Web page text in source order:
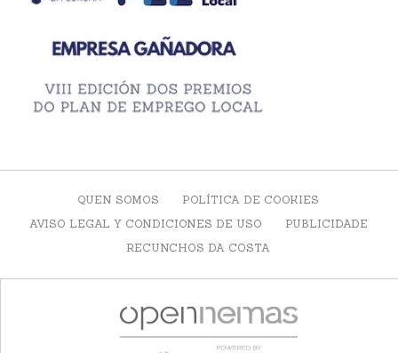
QUEN SOMOS
POLÍTICA DE COOKIES
AVISO LEGAL Y CONDICIONES DE USO
PUBLICIDADE
RECUNCHOS DA COSTA